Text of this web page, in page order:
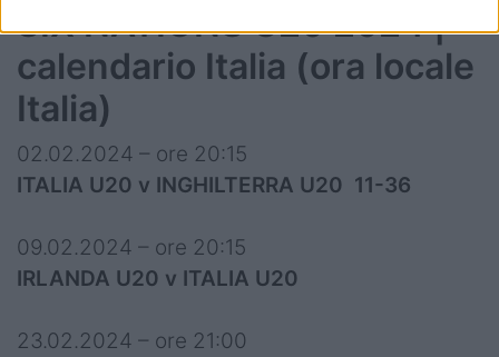
SIX NATIONS U20 2024 |
calendario Italia (ora locale
Italia)
02.02.2024 – ore 20:15
ITALIA U20 v INGHILTERRA U20 11-36
09.02.2024 – ore 20:15
IRLANDA U20 v ITALIA U20
23.02.2024 – ore 21:00